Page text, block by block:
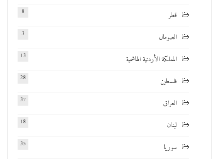
قطر 8
الصومال 3
المملكة الأردنية الهاشمية 13
فلسطين 28
العراق 37
لبنان 18
سوريا 35